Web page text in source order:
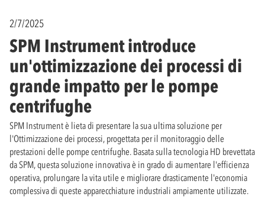
2/7/2025
SPM Instrument introduce
un'ottimizzazione dei processi di
grande impatto per le pompe
centrifughe
SPM Instrument è lieta di presentare la sua ultima soluzione per
l'Ottimizzazione dei processi, progettata per il monitoraggio delle
prestazioni delle pompe centrifughe. Basata sulla tecnologia HD brevettata
da SPM, questa soluzione innovativa è in grado di aumentare l'efficienza
operativa, prolungare la vita utile e migliorare drasticamente l'economia
complessiva di queste apparecchiature industriali ampiamente utilizzate.